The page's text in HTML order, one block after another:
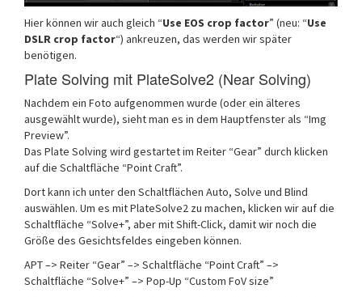
Hier können wir auch gleich “Use EOS crop factor” (neu: “Use
DSLR crop factor“) ankreuzen, das werden wir später
benötigen.
Plate Solving mit PlateSolve2 (Near Solving)
Nachdem ein Foto aufgenommen wurde (oder ein älteres
ausgewählt wurde), sieht man es in dem Hauptfenster als “Img
Preview”.
Das Plate Solving wird gestartet im Reiter “Gear” durch klicken
auf die Schaltfläche “Point Craft”.
Dort kann ich unter den Schaltflächen Auto, Solve und Blind
auswählen. Um es mit PlateSolve2 zu machen, klicken wir auf die
Schaltfläche “Solve+”, aber mit Shift-Click, damit wir noch die
Größe des Gesichtsfeldes eingeben können.
APT –> Reiter “Gear” –> Schaltfläche “Point Craft” –>
Schaltfläche “Solve+” –> Pop-Up “Custom FoV size”